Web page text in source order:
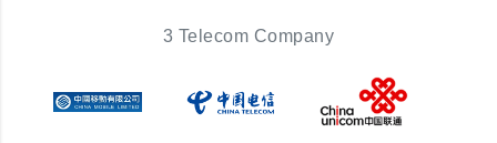
3 Telecom Company